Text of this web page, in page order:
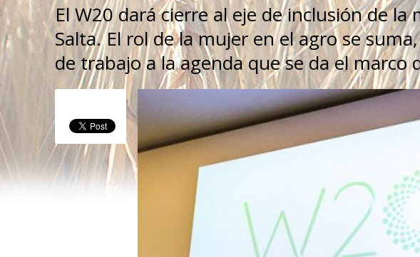
El W20 dará cierre al eje de inclusión de
Salta. El rol de la mujer en el agro se
de trabajo a la agenda que se da el marco